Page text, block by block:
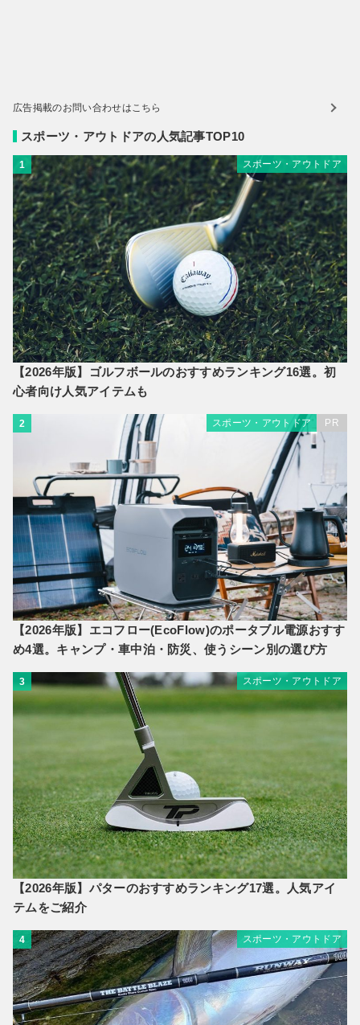
広告掲載のお問い合わせはこちら
スポーツ・アウトドアの人気記事TOP10
1 スポーツ・アウトドア
【2026年版】ゴルフボールのおすすめランキング16選。初
心者向け人気アイテムも
2 スポーツ・アウトドア PR
【2026年版】エコフロー(EcoFlow)のポータブル電源おすす
め4選。キャンプ・車中泊・防災、使うシーン別の選び方
3 スポーツ・アウトドア
【2026年版】パターのおすすめランキング17選。人気アイ
テムをご紹介
4 スポーツ・アウトドア